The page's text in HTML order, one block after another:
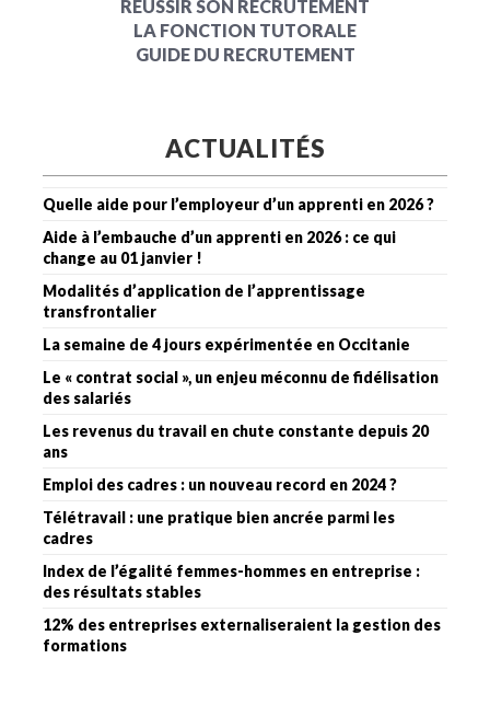
RÉUSSIR SON RECRUTEMENT
LA FONCTION TUTORALE
GUIDE DU RECRUTEMENT
ACTUALITÉS
Quelle aide pour l’employeur d’un apprenti en 2026 ?
Aide à l’embauche d’un apprenti en 2026 : ce qui
change au 01 janvier !
Modalités d’application de l’apprentissage
transfrontalier
La semaine de 4 jours expérimentée en Occitanie
Le « contrat social », un enjeu méconnu de fidélisation
des salariés
Les revenus du travail en chute constante depuis 20
ans
Emploi des cadres : un nouveau record en 2024 ?
Télétravail : une pratique bien ancrée parmi les
cadres
Index de l’égalité femmes-hommes en entreprise :
des résultats stables
12% des entreprises externaliseraient la gestion des
formations